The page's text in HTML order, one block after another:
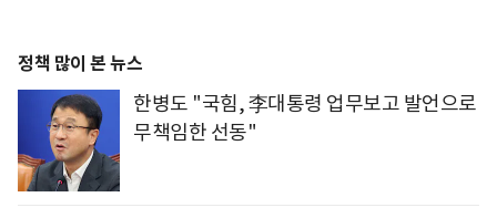
정책 많이 본 뉴스
한병도 "국힘, 李대통령 업무보고 발언으로
무책임한 선동"